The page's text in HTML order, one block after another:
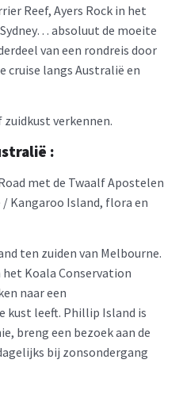
Reef, Ayers Rock in het
absoluut de moeite
van een rondreis door
cruise langs Australië en
verkennen.
:
met de Twaalf Apostelen
/ Kangaroo Island, flora en
ten zuiden van Melbourne.
het Koala Conservation
naar een
kust leeft. Phillip Island is
breng een bezoek aan de
bij zonsondergang